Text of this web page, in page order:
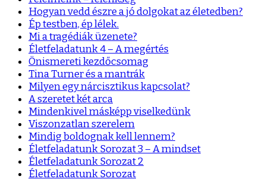
Hogyan vedd észre a jó dolgokat az életedben?
Ép testben, ép lélek.
Mi a tragédiák üzenete?
Életfeladatunk 4 – A megértés
Önismereti kezdőcsomag
Tina Turner és a mantrák
Milyen egy nárcisztikus kapcsolat?
A szeretet két arca
Mindenkivel másképp viselkedünk
Viszonzatlan szerelem
Mindig boldognak kell lennem?
Életfeladatunk Sorozat 3 – A mindset
Életfeladatunk Sorozat 2
Életfeladatunk Sorozat